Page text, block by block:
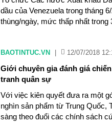
dầu của Venezuela trong tháng
thùng/ngày, mức thấp nhất trong
BAOTINTUC.VN 12/07/2018
Giới chuyên gia đánh giá
tranh quân sự
Với việc kiên quyết đưa ra một
nghìn sản phẩm từ Trung Quốc,
sàng theo đuổi các chính sách